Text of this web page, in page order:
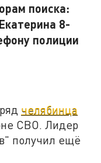
поиска:
8-
полиции
челябинца
СВО. Лидер
получил ещё